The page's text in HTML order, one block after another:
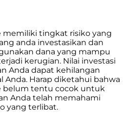
memiliki tingkat risiko yang
anda investasikan dan
dana yang mampu
kerugian. Nilai investasi
Anda dapat kehilangan
Anda. Harap diketahui bahwa
belum tentu cocok untuk
Anda telah memahami
yang terlibat.